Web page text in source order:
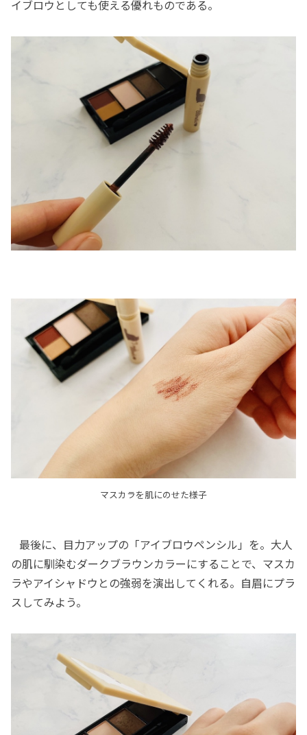
イブロウとしても使える優れものである。
マスカラを肌にのせた様子
最後に、目力アップの「アイブロウペンシル」を。大人
の肌に馴染むダークブラウンカラーにすることで、マスカ
ラやアイシャドウとの強弱を演出してくれる。自眉にプラ
スしてみよう。